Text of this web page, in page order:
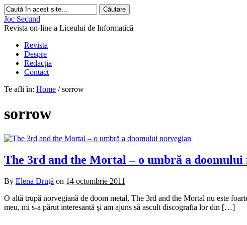
Joc Secund
Revista on-line a Liceului de Informatică
Revista
Despre
Redacția
Contact
Te afli în: Home / sorrow
sorrow
The 3rd and the Mortal – o umbră a doomului
By Elena Druţă on 14 octombrie 2011
O altă trupă norvegiană de doom metal, The 3rd and the Mortal nu este
meu, mi s-a părut interesantă şi am ajuns să ascult discografia lor din […]